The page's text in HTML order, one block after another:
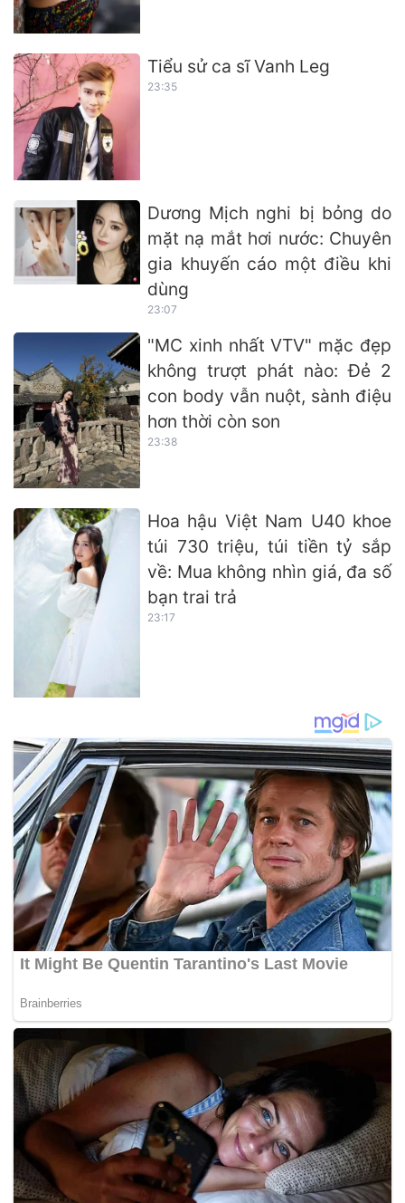
Tiểu sử ca sĩ Vanh Leg
23:35
Dương Mịch nghi bị bỏng do
mặt nạ mắt hơi nước: Chuyên
gia khuyến cáo một điều khi
dùng
23:07
"MC xinh nhất VTV" mặc đẹp
không trượt phát nào: Đẻ 2
con body vẫn nuột, sành điệu
hơn thời còn son
23:38
Hoa hậu Việt Nam U40 khoe
túi 730 triệu, túi tiền tỷ sắp
về: Mua không nhìn giá, đa số
bạn trai trả
23:17